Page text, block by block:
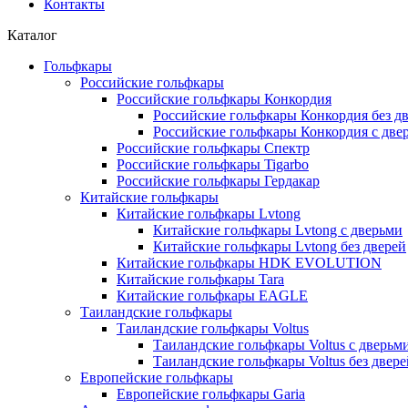
Контакты
Каталог
Гольфкары
Российские гольфкары
Российские гольфкары Конкордия
Российские гольфкары Конкордия без
Российские гольфкары Конкордия с
Российские гольфкары Спектр
Российские гольфкары Tigarbo
Российские гольфкары Гердакар
Китайские гольфкары
Китайские гольфкары Lvtong
Китайские гольфкары Lvtong с дверьми
Китайские гольфкары Lvtong без дверей
Китайские гольфкары HDK EVOLUTION
Китайские гольфкары Tara
Китайские гольфкары EAGLE
Таиландские гольфкары
Таиландские гольфкары Voltus
Таиландские гольфкары Voltus с
Таиландские гольфкары Voltus без
Европейские гольфкары
Европейские гольфкары Garia